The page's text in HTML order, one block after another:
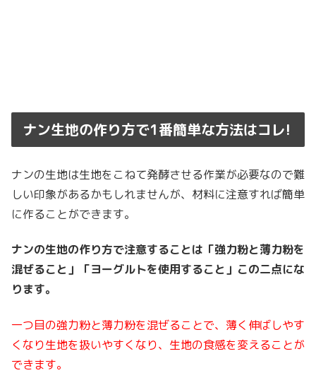
ナン生地の作り方で1番簡単な方法はコレ!
ナンの生地は生地をこねて発酵させる作業が必要なので難
しい印象があるかもしれませんが、材料に注意すれば簡単
に作ることができます。
ナンの生地の作り方で注意することは「強力粉と薄力粉を
混ぜること」「ヨーグルトを使用すること」この二点にな
ります。
一つ目の強力粉と薄力粉を混ぜることで、 薄く伸ばしやす
くなり生地を扱いやすくなり、生地の食感を変えることが
できます。